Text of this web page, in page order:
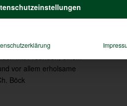
mit Freunden, einem
vor allem erholsame
Böck